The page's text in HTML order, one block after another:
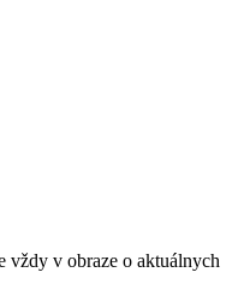
vždy v obraze o aktuálnych